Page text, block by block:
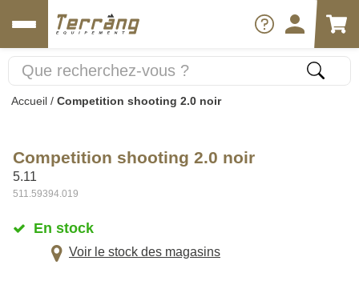
Accueil / Competition shooting 2.0 noir
Competition shooting 2.0 noir
5.11
511.59394.019
En stock
Voir le stock des magasins